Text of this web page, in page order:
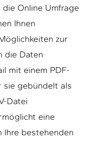
die Online Umfrage
Ihnen
zur
die Daten
mit einem PDF-
gebündelt als
Datei
eine
Ihre bestehenden